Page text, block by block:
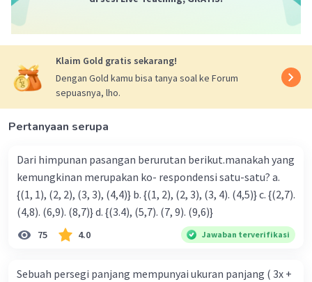
Klaim Gold gratis sekarang!
Dengan Gold kamu bisa tanya soal ke Forum
sepuasnya, lho.
Pertanyaan serupa
Dari himpunan pasangan berurutan berikut.manakah yang
kemungkinan merupakan ko- respondensi satu-satu? a.
{(1, 1), (2, 2), (3, 3), (4,4)} b. {(1, 2), (2, 3), (3, 4). (4,5)} c. {(2,7).
(4,8). (6,9). (8,7)} d. {(3.4), (5,7). (7, 9). (9,6)}
75 4.0 Jawaban terverifikasi
Sebuah persegi panjang mempunyai ukuran panjang ( 3x +